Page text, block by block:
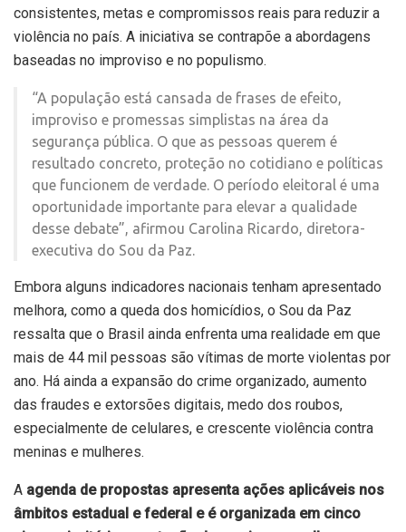
consistentes, metas e compromissos reais para reduzir a
violência no país. A iniciativa se contrapõe a abordagens
baseadas no improviso e no populismo.
“A população está cansada de frases de efeito,
improviso e promessas simplistas na área da
segurança pública. O que as pessoas querem é
resultado concreto, proteção no cotidiano e políticas
que funcionem de verdade. O período eleitoral é uma
oportunidade importante para elevar a qualidade
desse debate”, afirmou Carolina Ricardo, diretora-
executiva do Sou da Paz.
Embora alguns indicadores nacionais tenham apresentado
melhora, como a queda dos homicídios, o Sou da Paz
ressalta que o Brasil ainda enfrenta uma realidade em que
mais de 44 mil pessoas são vítimas de morte violentas por
ano. Há ainda a expansão do crime organizado, aumento
das fraudes e extorsões digitais, medo dos roubos,
especialmente de celulares, e crescente violência contra
meninas e mulheres.
A agenda de propostas apresenta ações aplicáveis nos
âmbitos estadual e federal e é organizada em cinco